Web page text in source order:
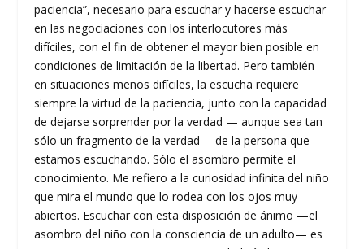
paciencia”, necesario para escuchar y hacerse escuchar
en las negociaciones con los interlocutores más
difíciles, con el fin de obtener el mayor bien posible en
condiciones de limitación de la libertad. Pero también
en situaciones menos difíciles, la escucha requiere
siempre la virtud de la paciencia, junto con la capacidad
de dejarse sorprender por la verdad — aunque sea tan
sólo un fragmento de la verdad— de la persona que
estamos escuchando. Sólo el asombro permite el
conocimiento. Me refiero a la curiosidad infinita del niño
que mira el mundo que lo rodea con los ojos muy
abiertos. Escuchar con esta disposición de ánimo —el
asombro del niño con la consciencia de un adulto— es